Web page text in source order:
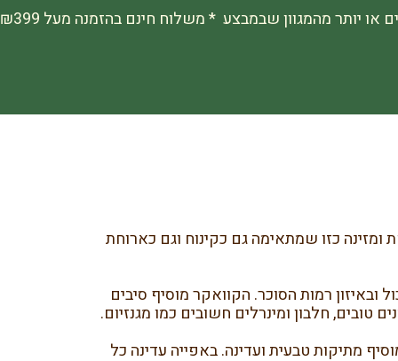
כזו שמתאימה גם כקינוח וגם כארוחת
ובאיזון רמות הסוכר. הקוואקר מוסיף סיבים
טובים, חלבון ומינרלים חשובים כמו מגנזיום.
מתיקות טבעית ועדינה. באפייה עדינה כל